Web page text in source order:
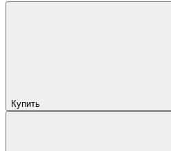
Купить